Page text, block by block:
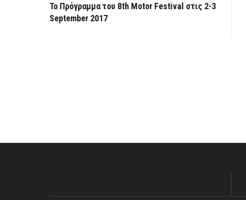
Το Πρόγραμμα του 8th Motor Festival στις 2-3
September 2017